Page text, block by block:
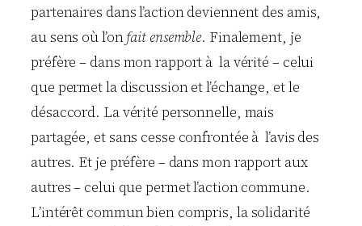
partenaires dans l’action deviennent des amis,
au sens où l’onfait ensemble. Finalement, je
préfère – dans mon rapport à la vérité – celui
que permet la discussion et l’échange, et le
désaccord. La vérité personnelle, mais
partagée, et sans cesse confrontée à l’avis des
autres. Et je préfère – dans mon rapport aux
autres – celui que permet l’action commune.
L’intérêt commun bien compris, la solidarité